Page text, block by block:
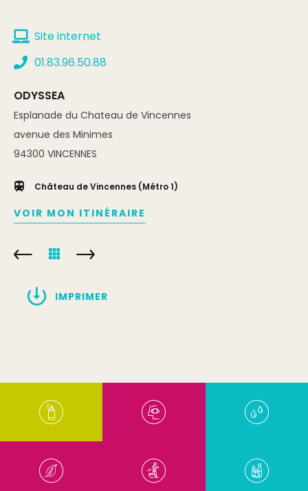
Site internet
01.83.96.50.88
ODYSSEA
Esplanade du Chateau de Vincennes
avenue des Minimes
94300 VINCENNES
Château de Vincennes (Métro 1)
VOIR MON ITINÉRAIRE
IMPRIMER